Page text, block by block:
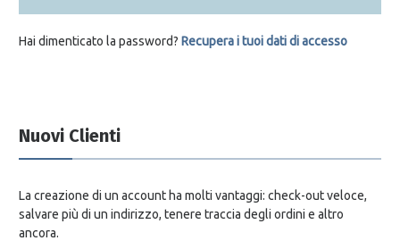
Hai dimenticato la password? Recupera i tuoi dati di accesso
Nuovi Clienti
La creazione di un account ha molti vantaggi: check-out veloce,
salvare più di un indirizzo, tenere traccia degli ordini e altro
ancora.